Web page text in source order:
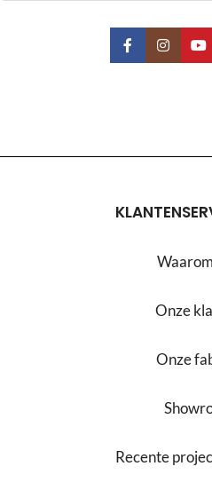
Onze
Onze
Recente